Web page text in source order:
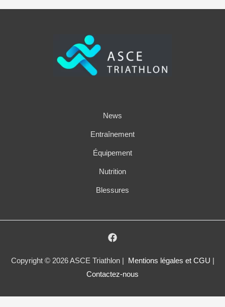
News
Entraînement
Équipement
Nutrition
Blessures
Copyright © 2026 ASCE Triathlon | Mentions légales et CGU
Contactez-nous